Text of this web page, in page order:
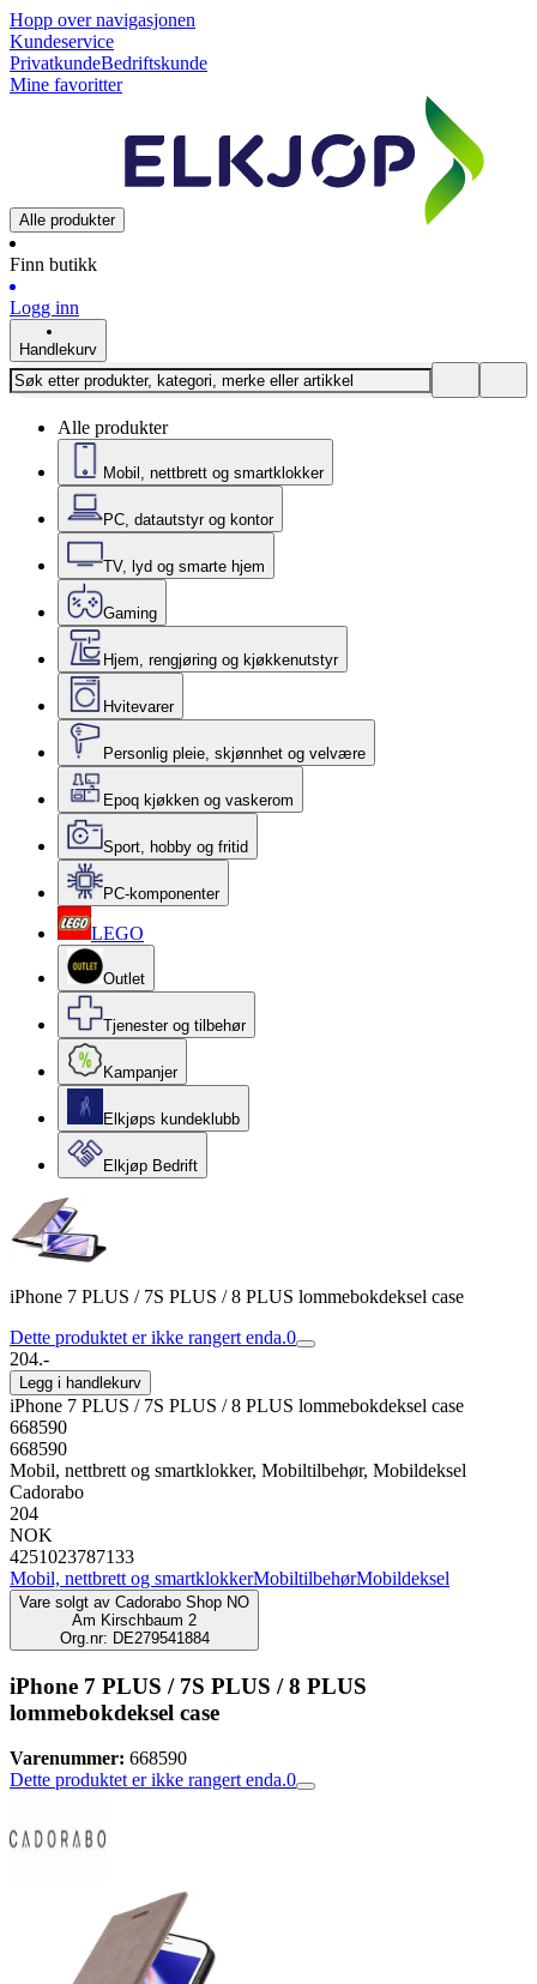
Hopp over navigasjonen
Kundeservice
PrivatkundeBedriftskunde
Mine favoritter
Alle produkter
Finn butikk
Logg inn
Handlekurv
Alle produkter
Mobil, nettbrett og smartklokker
PC, datautstyr og kontor
TV, lyd og smarte hjem
Gaming
Hjem, rengjøring og kjøkkenutstyr
Hvitevarer
Personlig pleie, skjønnhet og velvære
Epoq kjøkken og vaskerom
Sport, hobby og fritid
PC-komponenter
LEGO
Outlet
Tjenester og tilbehør
Kampanjer
Elkjøps kundeklubb
Elkjøp Bedrift
iPhone 7 PLUS / 7S PLUS / 8 PLUS lommebokdeksel case
Dette produktet er ikke rangert enda.0
204.-
Legg i handlekurv
iPhone 7 PLUS / 7S PLUS / 8 PLUS lommebokdeksel case
668590
668590
Mobil, nettbrett og smartklokker, Mobiltilbehør, Mobildeksel
Cadorabo
204
NOK
4251023787133
Mobil, nettbrett og smartklokkerMobiltilbehørMobildeksel
Vare solgt av Cadorabo Shop NO
Am Kirschbaum 2
Org.nr: DE279541884
iPhone 7 PLUS / 7S PLUS / 8 PLUS
lommebokdeksel case
Varenummer: 668590
Dette produktet er ikke rangert enda.0